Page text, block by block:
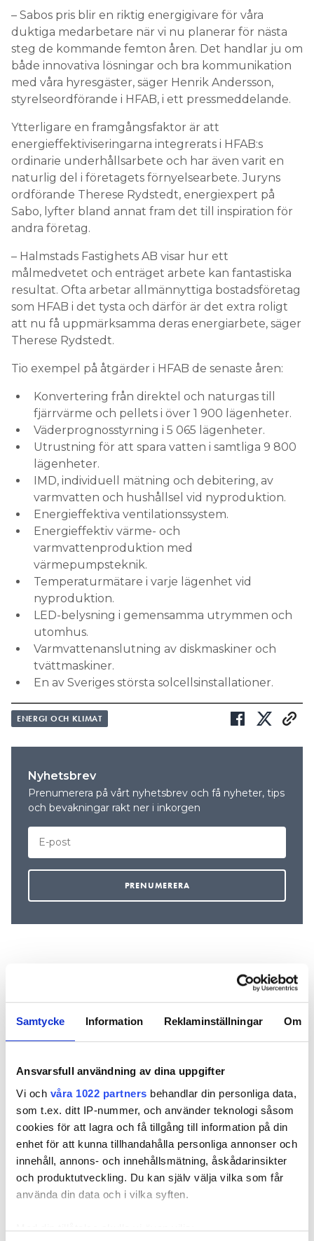
Samtycke Information Reklaminställningar Om
Ansvarsfull användning av dina uppgifter
Vi och våra 1022 partners behandlar din personliga data,
som t.ex. ditt IP-nummer, och använder teknologi såsom
cookies för att lagra och få tillgång till information på din
enhet för att kunna tillhandahålla personliga annonser och
innehåll, annons- och innehållsmätning, åskådarinsikter
och produktutveckling. Du kan själv välja vilka som får
använda din data och i vilka syften.
Med din tillåtelse skulle vi även vilja:
– Sabos pris blir en riktig energigivare för våra
duktiga medarbetare när vi nu planerar för nästa
steg de kommande femton åren. Det handlar ju om
både innovativa lösningar och bra kommunikation
med våra hyresgäster, säger Henrik Andersson,
styrelseordförande i HFAB, i ett pressmeddelande.
Ytterligare en framgångsfaktor är att
energieffektiviseringarna integrerats i HFAB:s
ordinarie underhållsarbete och har även varit en
naturlig del i företagets förnyelsearbete. Juryns
ordförande Therese Rydstedt, energiexpert på
Sabo, lyfter bland annat fram det till inspiration för
andra företag.
– Halmstads Fastighets AB visar hur ett
målmedvetet och enträget arbete kan fantastiska
resultat. Ofta arbetar allmännyttiga bostadsföretag
som HFAB i det tysta och därför är det extra roligt
att nu få uppmärksamma deras energiarbete, säger
Therese Rydstedt.
Tio exempel på åtgärder i HFAB de senaste åren:
Konvertering från direktel och naturgas till
fjärrvärme och pellets i över 1 900 lägenheter.
Väderprognosstyrning i 5 065 lägenheter.
Utrustning för att spara vatten i samtliga 9 800
lägenheter.
IMD, individuell mätning och debitering, av
varmvatten och hushållsel vid nyproduktion.
Energieffektiva ventilationssystem.
Energieffektiv värme- och
varmvattenproduktion med
värmepumpsteknik.
Temperaturmätare i varje lägenhet vid
nyproduktion.
LED-belysning i gemensamma utrymmen och
utomhus.
Varmvattenanslutning av diskmaskiner och
tvättmaskiner.
En av Sveriges största solcellsinstallationer.
ENERGI OCH KLIMAT
Nyhetsbrev
Prenumerera på vårt nyhetsbrev och få nyheter, tips
och bevakningar rakt ner i inkorgen
De fick årets
solenergipriser
Injusteraren: ”Jag
är en ingenjör i
blåkläder”
Nu
IMD